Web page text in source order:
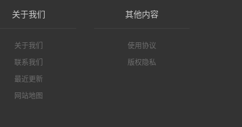
关于我们
关于我们
联系我们
最近更新
网站地图
其他内容
使用协议
版权隐私